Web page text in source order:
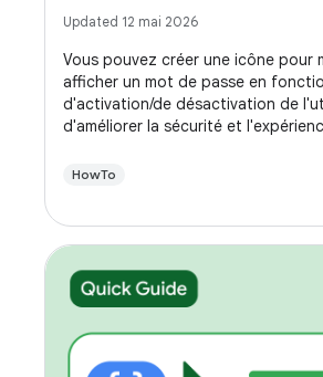
Updated 12 mai 2026
Vous pouvez créer une icône pour
afficher un mot de passe en
d'activation/de désactivation de
d'améliorer la sécurité et
HowTo